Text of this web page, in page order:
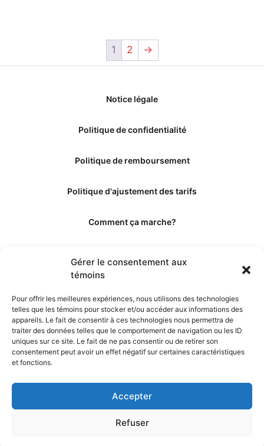
Gérer le consentement aux
témoins
Pour offrir les meilleures expériences, nous utilisons des technologies
telles que les témoins pour stocker et/ou accéder aux informations des
appareils. Le fait de consentir à ces technologies nous permettra de
traiter des données telles que le comportement de navigation ou les ID
uniques sur ce site. Le fait de ne pas consentir ou de retirer son
consentement peut avoir un effet négatif sur certaines caractéristiques
et fonctions.
Accepter
Refuser
1 2 →
Notice légale
Politique de confidentialité
Politique de remboursement
Politique d'ajustement des tarifs
Comment ça marche?
Les éditeurs
Les experts et collaborateurs